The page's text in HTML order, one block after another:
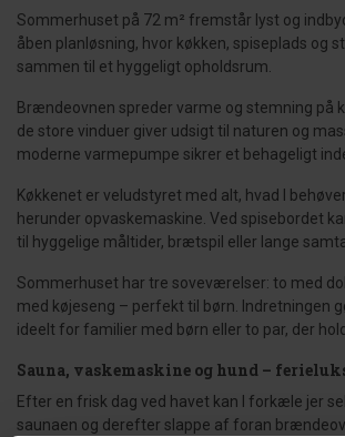
Sommerhuset på 72 m² fremstår lyst og
åben planløsning, hvor køkken, spiseplads og
sammen til et hyggeligt opholdsrum.
Brændeovnen spreder varme og stemning på
de store vinduer giver udsigt til naturen og
moderne varmepumpe sikrer et behageligt
Køkkenet er veludstyret med alt, hvad I
herunder opvaskemaskine. Ved spisebordet
til hyggelige måltider, brætspil eller lange
Sommerhuset har tre soveværelser: to med
med køjeseng – perfekt til børn. Indretningen
ideelt for familier med børn eller to par, der
Sauna, vaskemaskine og hund –
Efter en frisk dag ved havet kan I forkæle jer
saunaen og derefter slappe af foran